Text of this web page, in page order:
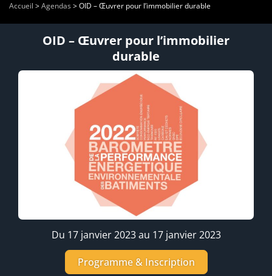
Accueil >Agendas>OID – Œuvrer pour l’immobilier durable
OID – Œuvrer pour l’immobilier
durable
Du 17 janvier 2023 au 17 janvier 2023
Programme & Inscription